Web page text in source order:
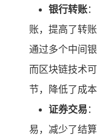
银行转账
账，提高了转
通过多个中间
而区块链技术
节，降低了成
证券交易
易，减少了结